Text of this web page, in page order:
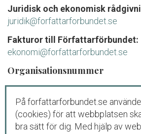
Juridisk och ekonomisk
juridik@forfattarforbundet.se
Fakturor till Författarförbundet:
ekonomi@forfattarforbundet.se
Organisationsnummer
802004-7687
Telefon
Växeln:08-545 132 00
På forfattarforbundet.se
(cookies) för att webbplatsen
bra sätt för dig. Med hjälp av